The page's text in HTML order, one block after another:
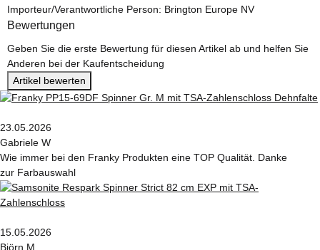
Importeur/Verantwortliche Person: Brington Europe NV
Bewertungen
Geben Sie die erste Bewertung für diesen Artikel ab und helfen Sie
Anderen bei der Kaufentscheidung
Artikel bewerten
23.05.2026
Gabriele W
Wie immer bei den Franky Produkten eine TOP Qualität. Danke
zur Farbauswahl
15.05.2026
Björn M